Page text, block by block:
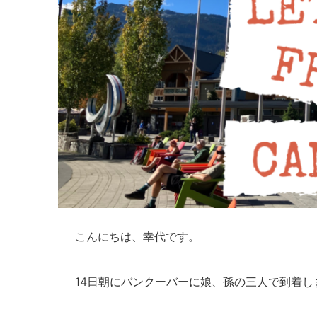
こんにちは、幸代です。
14日朝にバンクーバーに娘、孫の三人で到着し